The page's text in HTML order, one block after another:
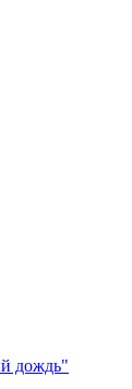
дождь"